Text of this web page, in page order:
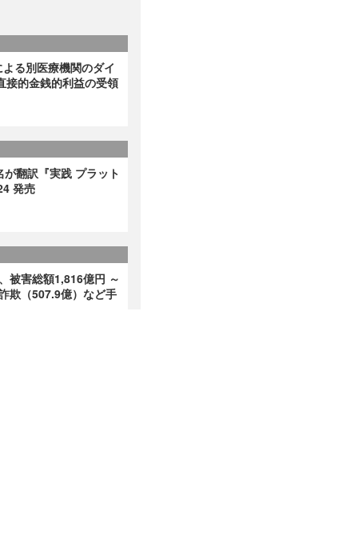
る別医療機関のダイ
接的金銭的利益の受領
翻訳『実践 プラット
発売
被害総額1,816億円 ～
欺（507.9億）など手